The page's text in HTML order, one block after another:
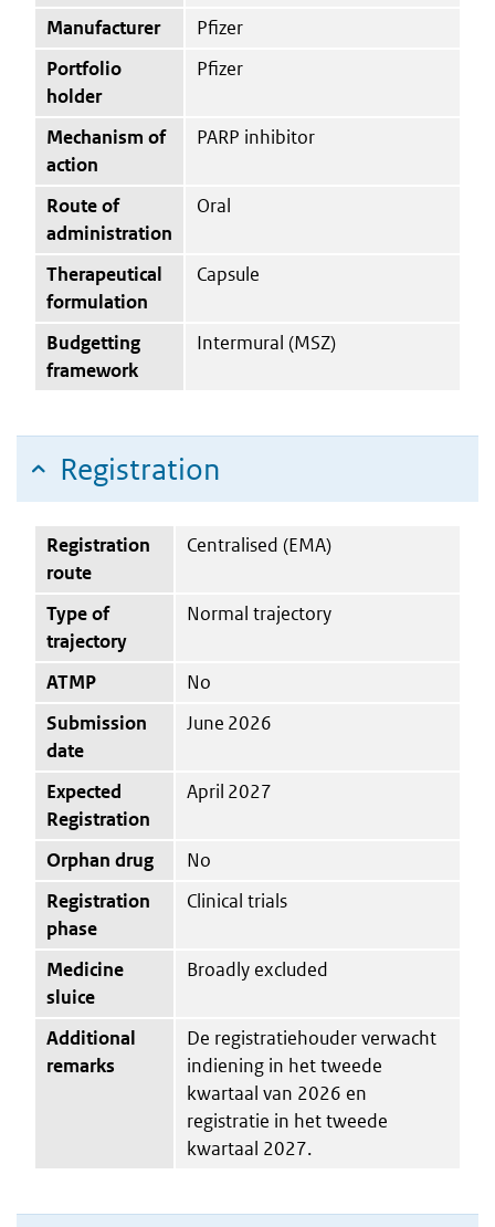
Manufacturer
Pfizer
Portfolio
holder
Pfizer
Mechanism of
action
PARP inhibitor
Route of
administration
Oral
Therapeutical
formulation
Capsule
Budgetting
framework
Intermural (MSZ)
Registration
Registration
route
Centralised (EMA)
Type of
trajectory
Normal trajectory
ATMP
No
Submission
date
June 2026
Expected
Registration
April 2027
Orphan drug
No
Registration
phase
Clinical trials
Medicine
sluice
Broadly excluded
Additional
remarks
De registratiehouder verwacht
indiening in het tweede
kwartaal van 2026 en
registratie in het tweede
kwartaal 2027.